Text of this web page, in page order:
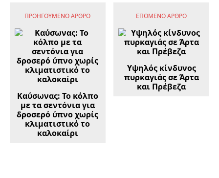
ΠΡΟΗΓΟΎΜΕΝΟ ΆΡΘΡΟ
Καύσωνας: Το κόλπο
με τα σεντόνια για
δροσερό ύπνο χωρίς
κλιματιστικό το
καλοκαίρι
ΕΠΌΜΕΝΟ ΆΡΘΡΟ
Υψηλός κίνδυνος
πυρκαγιάς σε Άρτα
και Πρέβεζα